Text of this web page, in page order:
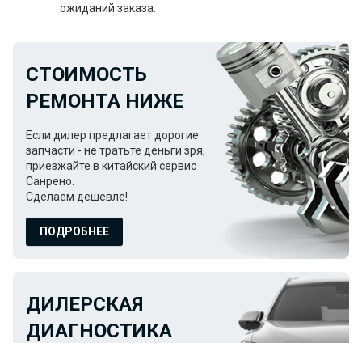
ожиданий заказа.
СТОИМОСТЬ
РЕМОНТА НИЖЕ
Если дилер предлагает дорогие
запчасти - не тратьте деньги зря,
приезжайте в китайский сервис
Санрено.
Сделаем дешевле!
ПОДРОБНЕЕ
ДИЛЕРСКАЯ
ДИАГНОСТИКА